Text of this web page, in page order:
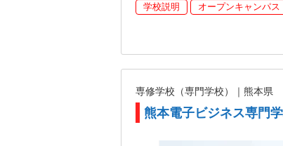
学校説明 オープンキャンパス
専修学校（専門学校）｜熊本県
熊本電子ビジネス専門